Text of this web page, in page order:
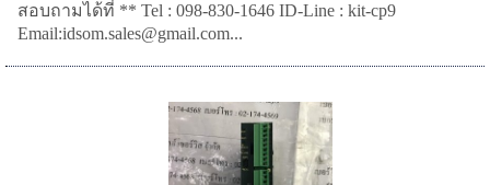
สอบถามได้ที่ ** Tel : 098-830-1646 ID-Line : kit-cp9
Email:idsom.sales@gmail.com...